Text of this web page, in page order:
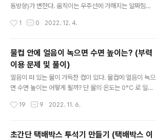
다. 그리고 끈 끝에 고리를 연결해 주는 것도 좋다. 고리에
들이 자꾸 끈을 짧게 잡으려고 한다. 클립이나 고리 대신 실
동방향)가 변한다. 움직이는 우주선에 가해지는 알짜힘이
않으면 운동상태가 변하지 않는다. 이것을 관성이라 한다.
고 있다는 오개념을 가지기도 한다. 그래서 힘과 속력변화
를 체험할 수 있는 게임을 만들었다. 아래 링크에 접속해서
재미있게 게임처럼 놀면서 관성과 힘과 운동상태와의 관계
를 이해하게 하면 된다. https://sciencej1.cafe24.co
해서 우주선을 움직이게 하면 된다. 우주선에 힘을 가하면
1 0 2022. 12. 4.
물컵 안에 얼음이 녹으면 수면 높이는? (부력
이용 문제 및 풀이)
얼음이 떠 있는 물이 가득찬 컵이 있다. 물컵에 얼음이 녹으
면 수면 높이는 어떻게 될까? 단 물의 온도는 0°C 로 일정
수면이 줄어 들까?그냥 간단하게 얼음이 녹아 물이 되면 부
19 9 2022. 11. 6.
초간단 택배박스 투석기 만들기 (택배박스 이